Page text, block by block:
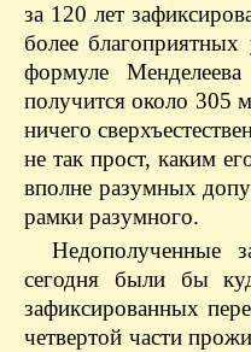
за 120 лет
более
формуле
получится около 305
ничего
не так прост, каким
вполне разумных
рамки разумного.
Недополученные
сегодня были бы
зафиксированных
четвертой части